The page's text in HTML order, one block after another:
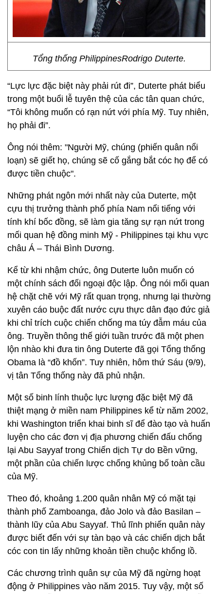
Tổng thống PhilippinesRodrigo Duterte.
“Lực lực đặc biệt này phải rút đi”, Duterte phát biểu
trong một buổi lễ tuyên thệ của các tân quan chức,
“Tôi không muốn có rạn nứt với phía Mỹ. Tuy nhiên,
họ phải đi”.
Ông nói thêm: "Người Mỹ, chúng (phiến quân nổi
loạn) sẽ giết họ, chúng sẽ cố gắng bắt cóc họ để có
được tiền chuộc".
Những phát ngôn mới nhất này của Duterte, một
cựu thị trưởng thành phố phía Nam nổi tiếng với
tính khí bốc đồng, sẽ làm gia tăng sự rạn nứt trong
mối quan hệ đồng minh Mỹ - Philippines tại khu vực
châu Á – Thái Bình Dương.
Kể từ khi nhậm chức, ông Duterte luôn muốn có
một chính sách đối ngoại độc lập. Ông nói mối quan
hệ chặt chẽ với Mỹ rất quan trọng, nhưng lại thường
xuyên cáo buộc đất nước cựu thực dân đạo đức giả
khi chỉ trích cuộc chiến chống ma túy đẫm máu của
ông. Truyền thông thế giới tuần trước đã một phen
lộn nhào khi đưa tin ông Duterte đã gọi Tổng thống
Obama là “đồ khốn”. Tuy nhiên, hôm thứ Sáu (9/9),
vị tân Tổng thống này đã phủ nhận.
Một số binh lính thuộc lực lượng đặc biệt Mỹ đã
thiệt mạng ở miền nam Philippines kể từ năm 2002,
khi Washington triển khai binh sĩ để đào tạo và huấn
luyện cho các đơn vị địa phương chiến đấu chống
lại Abu Sayyaf trong Chiến dịch Tự do Bền vững,
một phần của chiến lược chống khủng bố toàn cầu
của Mỹ.
Theo đó, khoảng 1.200 quân nhân Mỹ có mặt tại
thành phố Zamboanga, đảo Jolo và đảo Basilan –
thành lũy của Abu Sayyaf. Thủ lĩnh phiến quân này
được biết đến với sự tàn bạo và các chiến dịch bắt
cóc con tin lấy những khoản tiền chuộc khổng lồ.
Các chương trình quân sự của Mỹ đã ngừng hoạt
động ở Philippines vào năm 2015. Tuy vậy, một số